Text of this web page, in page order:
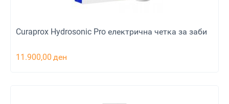
Curaprox Hydrosonic Pro електрична четка за заби
11.900,00 ден